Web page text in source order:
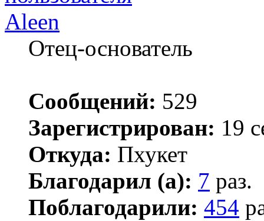
Aleen
Отец-основатель
Сообщений: 529
Зарегистрирован: 19
Откуда: Пхукет
Благодарил (а): 7 раз.
Поблагодарили: 454